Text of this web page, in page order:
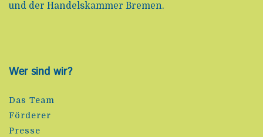
und der Handelskammer Bremen.
Wer sind wir?
Das Team
Förderer
Presse